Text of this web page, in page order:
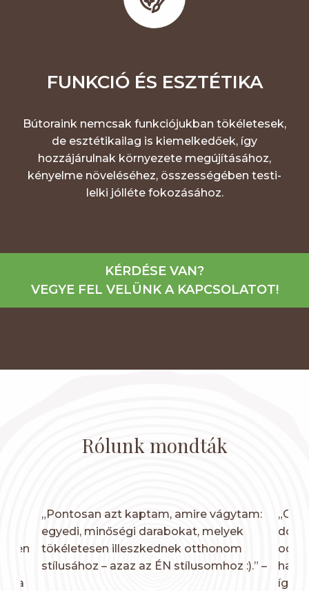
FUNKCIÓ ÉS ESZTÉTIKA
Bútoraink nemcsak funkciójukban tökéletesek,
de esztétikailag is kiemelkedőek, így
hozzájárulnak környezete megújításához,
kényelme növeléséhez, összességében testi-
lelki jólléte fokozásához.
KÉRDÉSE VAN?
VEGYE FEL VELÜNK A KAPCSOLATOT!
Rólunk mondták
a
„Pontosan azt kaptam, amire vágytam:
egyedi, minőségi darabokat, melyek
tökéletesen illeszkednek otthonom
stílusához – azaz az ÉN stílusomhoz :).” –